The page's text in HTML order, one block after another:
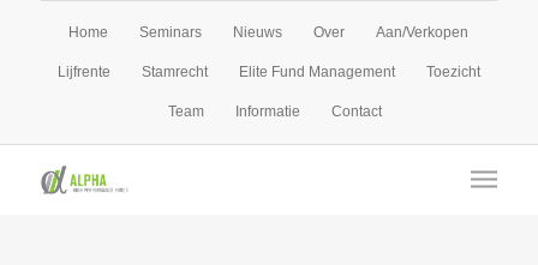
Home Seminars Nieuws Over Aan/Verkopen
Lijfrente Stamrecht Elite Fund Management Toezicht
Team Informatie Contact